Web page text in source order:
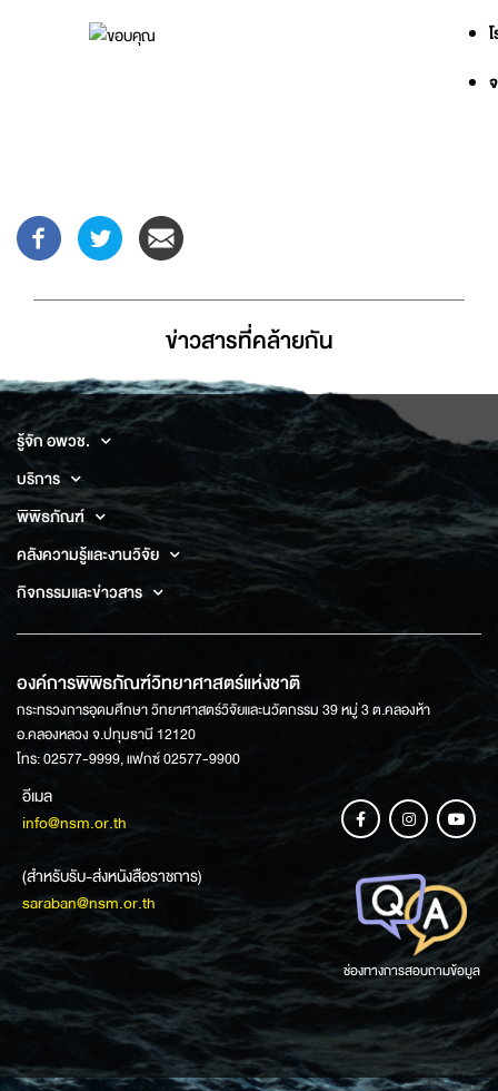
ข่าวสารที่่คล้ายกัน
รู้จัก อพวช.
บริการ
พิพิธภัณฑ์
คลังความรู้และงานวิจัย
กิจกรรมและข่าวสาร
องค์การพิพิธภัณฑ์วิทยาศาสตร์แห่งชาติ
กระทรวงการอุดมศึกษา วิทยาศาสตร์วิจัยและนวัตกรรม 39 หมู่ 3 ต.คลองห้า
อ.คลองหลวง จ.ปทุมธานี 12120
โทร: 02577-9999, แฟกซ์ 02577-9900
อีเมล
info@nsm.or.th
(สำหรับรับ-ส่งหนังสือราชการ)
saraban@nsm.or.th
ช่องทางการสอบถามข้อมูล